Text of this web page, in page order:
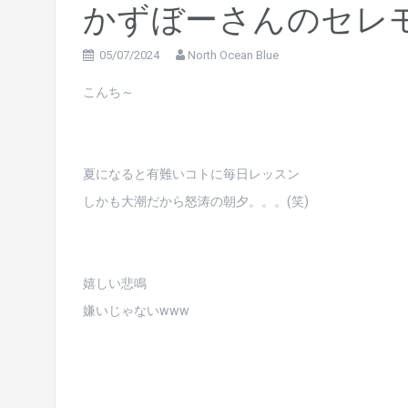
かずぼーさんのセレ
05/07/2024 North Ocean Blue
こんち～
夏になると有難いコトに毎日レッスン
しかも大潮だから怒涛の朝夕。。。(笑)
嬉しい悲鳴
嫌いじゃないwww